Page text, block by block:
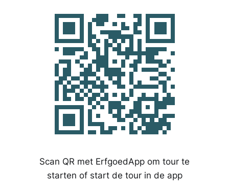
Scan QR met ErfgoedApp om tour te
starten of start de tour in de app